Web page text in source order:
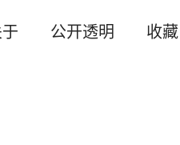
公开透明 收藏